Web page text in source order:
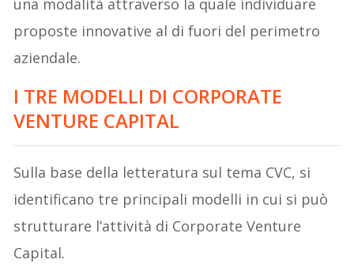
proposte innovative al di fuori del perimetro
aziendale.
I TRE MODELLI DI CORPORATE
VENTURE CAPITAL
Sulla base della letteratura sul tema CVC, si
identificano tre principali modelli in cui si può
strutturare l’attività di Corporate Venture
Capital.